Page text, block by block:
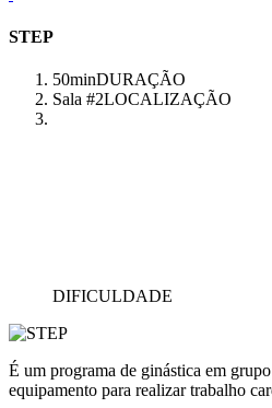
STEP
50minDURAÇÃO
Sala #2LOCALIZAÇÃO
DIFICULDADE
É um programa de ginástica em
equipamento para realizar trabalho